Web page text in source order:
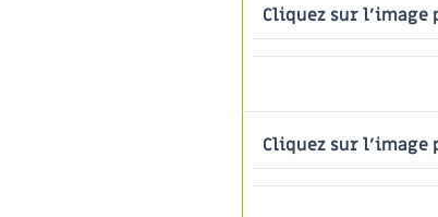
Cliquez sur
Cliquez sur